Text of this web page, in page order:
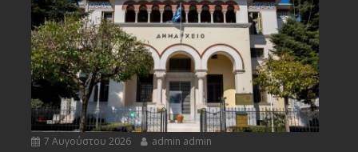
7 Αυγούστου 2026 admin admin